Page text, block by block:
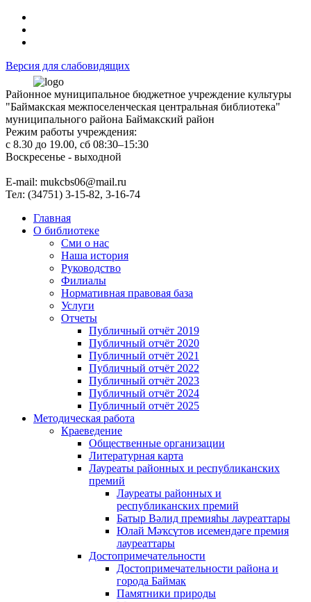
Версия для слабовидящих
Районное муниципальное бюджетное учреждение культуры
"Баймакская межпоселенческая центральная библиотека"
муниципального района Баймакский район
Режим работы учреждения:
с 8.30 до 19.00, сб 08:30–15:30
Воскресенье - выходной
Е-mail: mukcbs06@mail.ru
Тел: (34751) 3-15-82, 3-16-74
Главная
О библиотеке
Сми о нас
Наша история
Руководство
Филиалы
Нормативная правовая база
Услуги
Отчеты
Публичный отчёт 2019
Публичный отчёт 2020
Публичный отчёт 2021
Публичный отчёт 2022
Публичный отчёт 2023
Публичный отчёт 2024
Публичный отчёт 2025
Методическая работа
Краеведение
Общественные организации
Литературная карта
Лауреаты районных и республиканских
премий
Лауреаты районных и
республиканских премий
Батыр Вәлид премияһы лауреаттары
Юлай Мәҡсүтов исемендәге премия
лауреаттары
Достопримечательности
Достопримечательности района и
города Баймак
Памятники природы